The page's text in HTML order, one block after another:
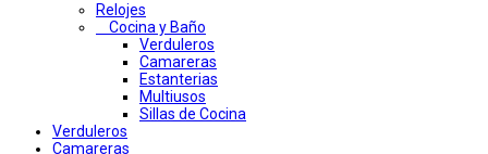
Relojes
Cocina y Baño
Verduleros
Camareras
Estanterias
Multiusos
Sillas de Cocina
Verduleros
Camareras